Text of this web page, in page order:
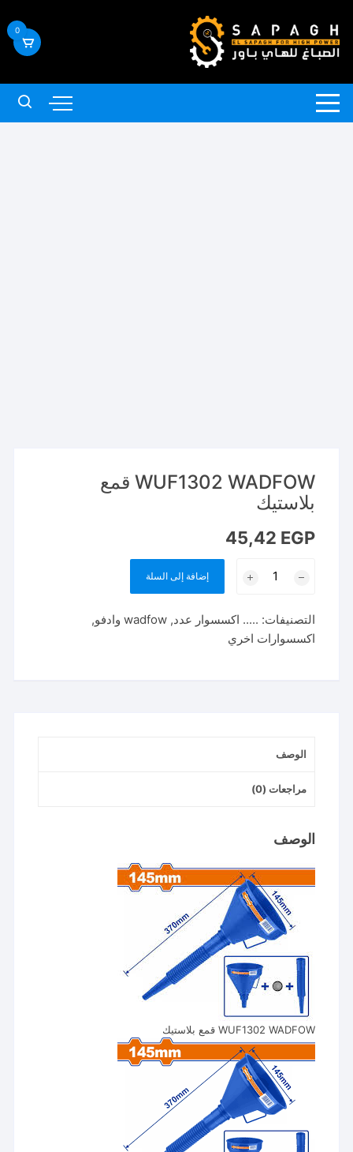
إلى
المحتوى
0
WUF1302 WADFOW قمع
بلاستيك
45,42 EGP
WUF1302
قمع
بلاستيك
إضافة إلى السلة
التصنيفات: ..... اكسسوار عدد,wadfow وادفو
,
اكسسوارات اخري
الوصف
مراجعات (0)
الوصف
WUF1302 WADFOW قمع بلاستيك